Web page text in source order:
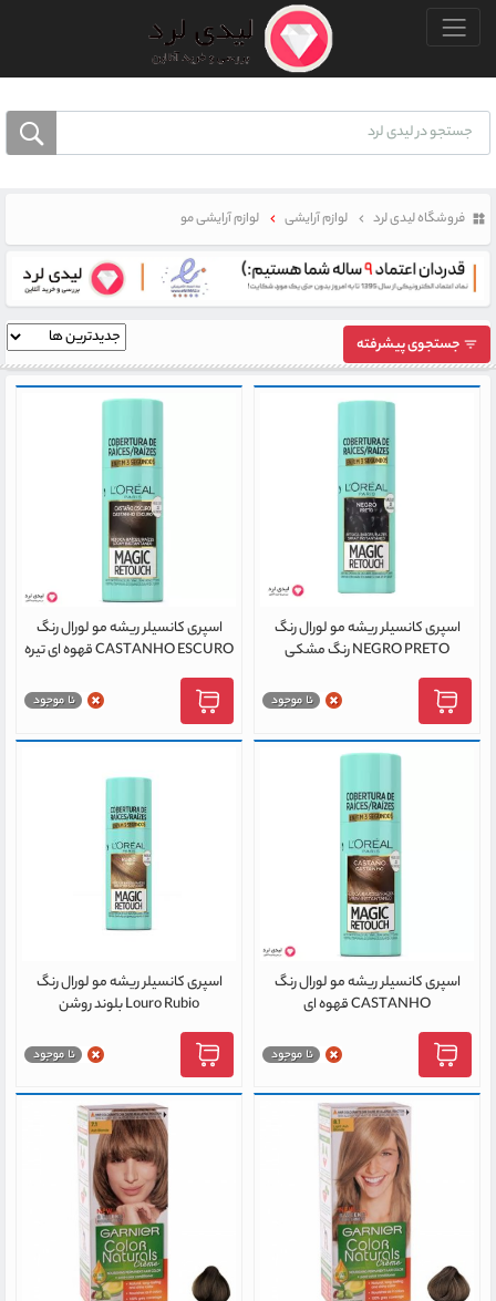
منو بالا
فروشگاه لیدی لرد لوازم آرایشی لوازم آرایشی مو
جستجوی پیشرفته
اسپری کانسیلر ریشه مو لورال رنگ
NEGRO PRETO رنگ مشکی
اسپری کانسیلر ریشه مو لورال رنگ
CASTANHO ESCURO قهوه ای تیره
اسپری کانسیلر ریشه مو لورال رنگ
CASTANHO قهوه ای
اسپری کانسیلر ریشه مو لورال رنگ
Louro Rubio بلوند روشن